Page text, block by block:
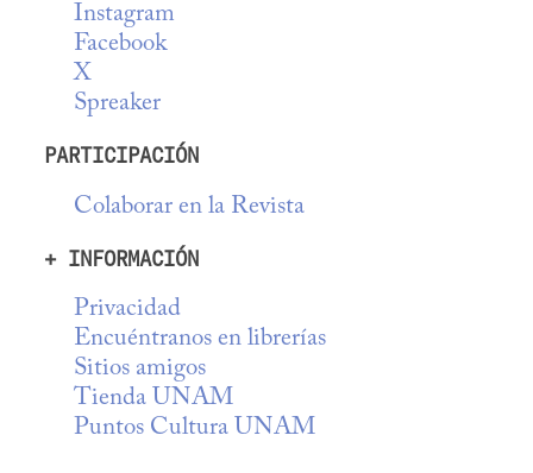
Instagram
Facebook
X
Spreaker
PARTICIPACIÓN
Colaborar en la Revista
+ INFORMACIÓN
Privacidad
Encuéntranos en librerías
Sitios amigos
Tienda UNAM
Puntos Cultura UNAM